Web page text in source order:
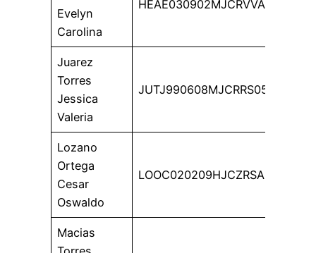
Evelyn
Carolina
HEAE030902MJCRVVA5
Juarez
Torres
Jessica
Valeria
JUTJ990608MJCRRS05
Lozano
Ortega
Cesar
Oswaldo
LOOC020209HJCZRSA8
Macias